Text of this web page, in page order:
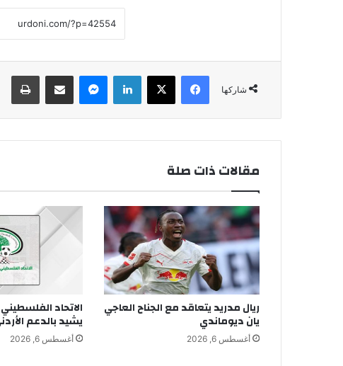
شاركها
فيسبوك لينكدإن
مقالات ذات صلة
ريال مدريد يتعاقد مع الجناح العاجي
يان ديوماندي
أغسطس 6, 2026
الاتحاد
يشيد بالدعم
أغسطس 6, 2026